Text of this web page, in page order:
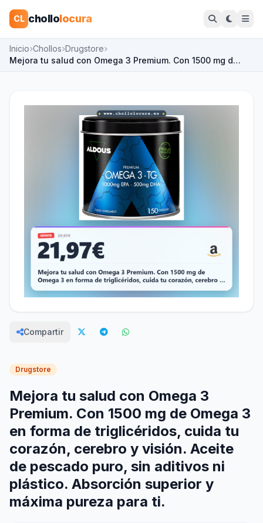
CL chollolocura
Inicio Chollos Drugstore
Mejora tu salud con Omega 3 Premium. Con 1500 mg d…
Compartir
Drugstore
Mejora tu salud con Omega 3
Premium. Con 1500 mg de Omega 3
en forma de triglicéridos, cuida tu
corazón, cerebro y visión. Aceite
de pescado puro, sin aditivos ni
plástico. Absorción superior y
máxima pureza para ti.